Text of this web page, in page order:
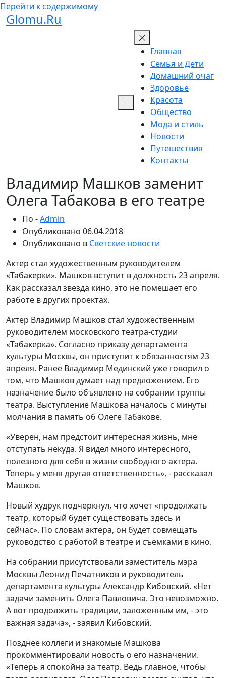
Перейти к содержимому
Glomu.Ru
Главная
Семья и Дети
Домашний очаг
Здоровье
Красота
Общество
Мода и стиль
Новости
Путешествия
Контакты
Владимир Машков заменит
Олега Табакова в его театре
По -Admin
Опубликовано 06.04.2018
Опубликовано в Светские новости
Актер стал художественным руководителем
«Табакерки». Машков вступит в должность 23 апреля.
Как рассказал звезда кино, это не помешает его
работе в других проектах.
Актер Владимир Машков стал художественным
руководителем московского театра-студии
«Табакерка». Согласно приказу департамента
культуры Москвы, он приступит к обязанностям 23
апреля. Ранее Владимир Мединский уже говорил о
том, что Машков думает над предложением. Его
назначение было объявлено на собрании труппы
театра. Выступление Машкова началось с минуты
молчания в память об Олеге Табакове.
«Уверен, нам предстоит интересная жизнь, мне
отступать некуда. Я видел много интересного,
полезного для себя в жизни свободного актера.
Теперь у меня другая ответственность», - рассказал
Машков.
Новый худрук подчеркнул, что хочет «продолжать
театр, который будет существовать здесь и
сейчас». По словам актера, он будет совмещать
руководство с работой в театре и съемками в кино.
На собрании присутствовали заместитель мэра
Москвы Леонид Печатников и руководитель
департамента культуры Александр Кибовский. «Нет
задачи заменить Олега Павловича. Это невозможно.
А вот продолжить традиции, заложенным им, - это
важная задача», - заявил Кибовский.
Позднее коллеги и знакомые Машкова
прокомментировали новость о его назначении.
«Теперь я спокойна за театр. Ведь главное, чтобы